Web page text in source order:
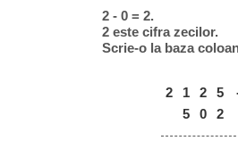
2 - 0 = 2.
2 este cifra zecilor.
Scrie-o la baza
2 1 2 5
5
0 2